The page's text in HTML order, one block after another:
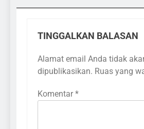
TINGGALKAN BALASAN
Alamat email Anda tidak
dipublikasikan. Ruas yang
Komentar *